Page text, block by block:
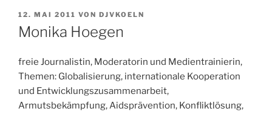
VERÖFFENTLICHT
AM
12. MAI 2011 VON DJVKOELN
Monika Hoegen
freie Journalistin, Moderatorin und Medientrainierin,
Themen: Globalisierung, internationale Kooperation
und Entwicklungszusammenarbeit,
Armutsbekämpfung, Aidsprävention, Konfliktlösung,